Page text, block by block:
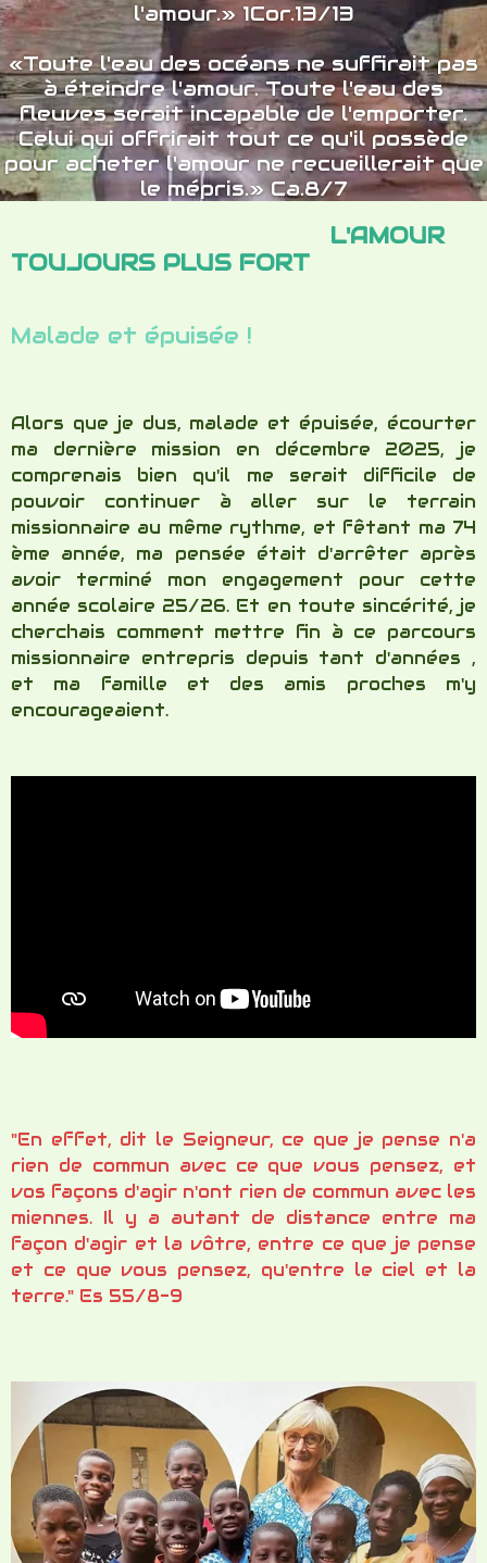
Alors que je dus, malade et épuisée, écourter
ma dernière mission en décembre 2025, je
comprenais bien qu'il me serait difficile de
pouvoir continuer à aller sur le terrain
missionnaire au même rythme, et fêtant ma 74
ème année, ma pensée était d'arrêter après
avoir terminé mon engagement pour cette
année scolaire 25/26. Et en toute sincérité, je
cherchais comment mettre fin à ce parcours
et ma famille et des amis proches m'y
encourageaient.
"En effet, dit le Seigneur, ce que je pense n'a
Le fardeau des enfants et le choix
de l'amour !